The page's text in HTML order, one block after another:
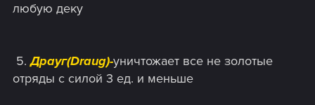
любую деку
​ 5.Драуг(Draug)-уничтожает все не золотые
отряды с силой 3 ед. и меньше